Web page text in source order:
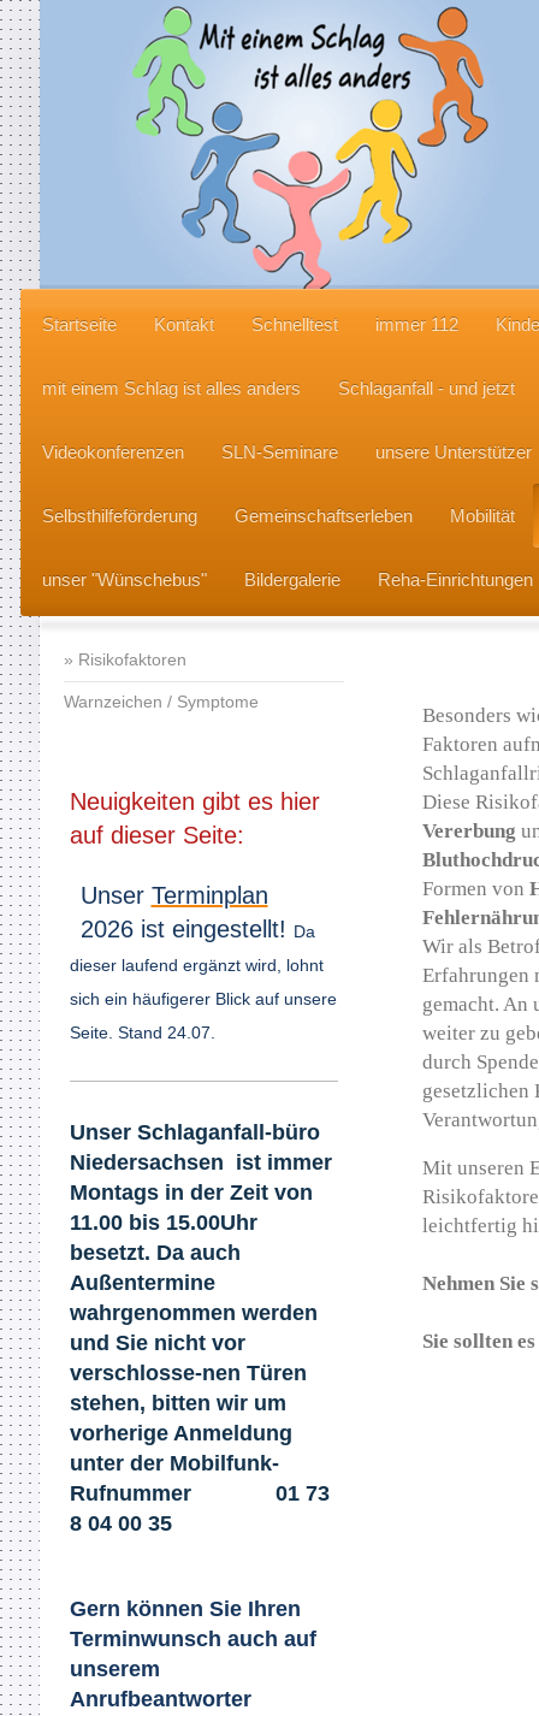
Startseite Kontakt Schnelltest immer 112
mit einem Schlag ist alles anders Schlaganfall - und jetzt
Videokonferenzen SLN-Seminare unsere Unterstützer
Selbsthilfeförderung Gemeinschaftserleben Mobilität
unser "Wünschebus" Bildergalerie Reha-Einrichtungen
Besonders
Faktoren
Diese
Vererbung
Formen von
Wir als
Erfahrungen
gemacht. An
weiter zu
durch
gesetzlichen
Mit unseren
leichtfertig
Nehmen Sie
Sie sollten
Risikofaktoren
Warnzeichen / Symptome
Neuigkeiten gibt es hier
auf dieser Seite:
Unser Terminplan
2026 ist eingestellt! Da
dieser laufend ergänzt wird, lohnt
sich ein häufigerer Blick auf unsere
Seite. Stand 24.07.
Unser Schlaganfall​-büro
Niedersachsen ist immer
Montags in der Zeit von
11.00 bis 15.00Uhr
besetzt. Da auch
Außentermine
wahrgenommen werden
und Sie nicht vor
verschlosse-nen Türen
stehen, bitten wir um
vorherige Anmeldung
unter der Mobilfunk-
Rufnummer 01 73
8 04 00 35​
Gern können Sie Ihren
Terminwunsch auch auf
unserem
Anrufbeantworter